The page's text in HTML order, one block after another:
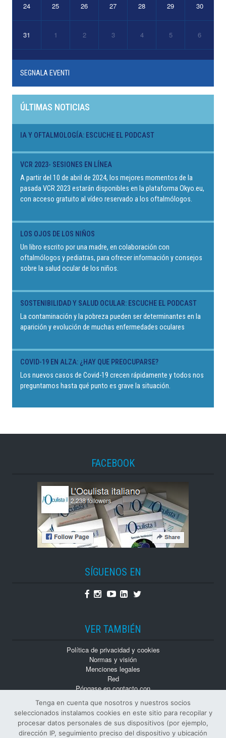
24 25 26 27 28 29 30
31 1 2 3 4 5 6
SEGNALA EVENTI
ÚLTIMAS NOTICIAS
IA Y OFTALMOLOGÍA: ESCUCHE EL PODCAST
VCR 2023- SESIONES EN LÍNEA
A partir del 10 de abril de 2024, los mejores momentos de la
pasada VCR 2023 estarán disponibles en la plataforma Okyo.eu,
con acceso gratuito al vídeo reservado a los oftalmólogos.
LOS OJOS DE LOS NIÑOS
Un libro escrito por una madre, en colaboración con
oftalmólogos y pediatras, para ofrecer información y consejos
sobre la salud ocular de los niños.
SOSTENIBILIDAD Y SALUD OCULAR: ESCUCHE EL PODCAST
La contaminación y la pobreza pueden ser determinantes en la
aparición y evolución de muchas enfermedades oculares
COVID-19 EN ALZA: ¿HAY QUE PREOCUPARSE?
Los nuevos casos de Covid-19 crecen rápidamente y todos nos
preguntamos hasta qué punto es grave la situación.
FACEBOOK
SÍGUENOS EN
Facebook
Instagram
YoutubeLinkedin
Twitter
VER TAMBIÉN
Política de privacidad y cookies
Normas y visión
Menciones legales
Red
Póngase en contacto con
Monografías
Números atrasados
Tenga en cuenta que nosotros y nuestros socios
seleccionados instalamos cookies en este sitio para recopilar y
procesar datos personales de sus dispositivos (por ejemplo,
dirección IP, seguimiento preciso del dispositivo y ubicación